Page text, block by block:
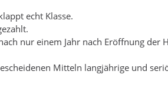
echt Klasse.
nur einem Jahr nach Eröffnung der
Mitteln langjährige und